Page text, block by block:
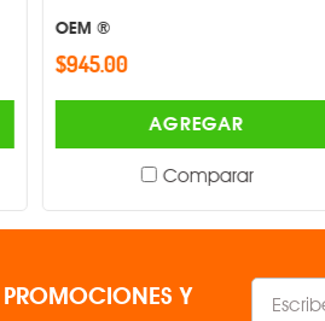
OEM ®
$945.00
AGREGAR
Comparar
PROMOCIONES Y